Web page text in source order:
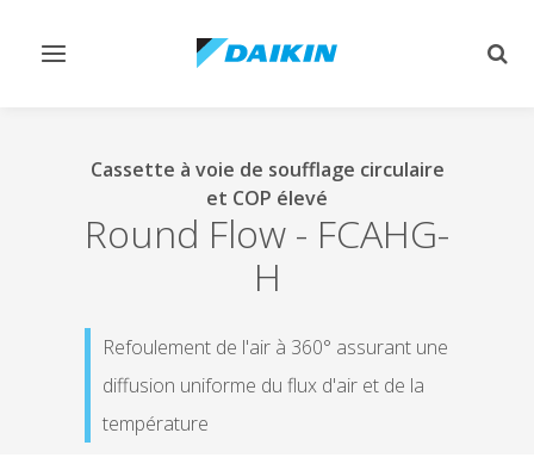
Afficher/masquer
Cassette à voie de soufflage circulaire
et COP élevé
Round Flow - FCAHG-
H
Refoulement de l'air à 360° assurant une
diffusion uniforme du flux d'air et de la
température